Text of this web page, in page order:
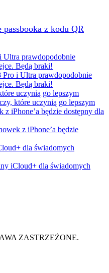
z kodu QR
Pro i Ultra prawdopodobnie
Będą braki!
które uczynią go lepszym
z iPhone’a będzie
iCloud+ dla świadomych
ZASTRZEŻONE.